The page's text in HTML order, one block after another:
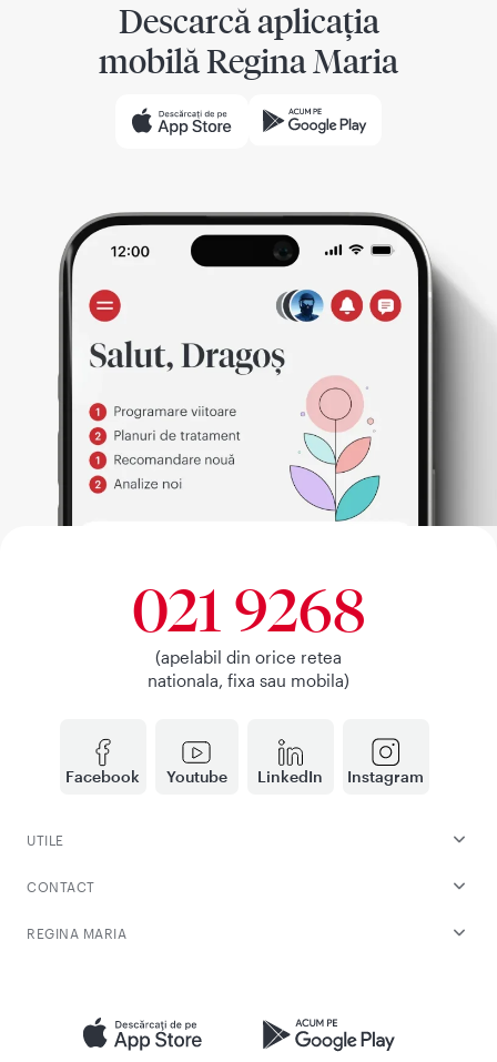
Descarcă aplicația
mobilă Regina Maria
Facebook Youtube LinkedIn Instagram
021 9268
(apelabil din orice retea
nationala, fixa sau mobila)
UTILE
CONTACT
REGINA MARIA